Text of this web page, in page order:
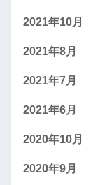
2021年10月
2021年8月
2021年7月
2021年6月
2020年10月
2020年9月